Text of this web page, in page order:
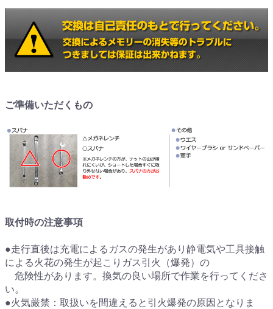
ご準備いただくもの
取付時の注意事項
●走行直後は充電によるガスの発生があり静電気や工具接触
による火花の発生が起こりガス引火（爆発）の
危険性があります。換気の良い場所で作業を行ってくださ
い。
●火気厳禁：取扱いを間違えると引火爆発の原因となりま